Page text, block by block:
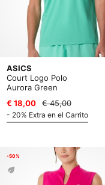
ASICS
Court Logo Polo
Aurora Green
€ 18,00
€ 45,00
- 20% Extra en el Carrito
-50%